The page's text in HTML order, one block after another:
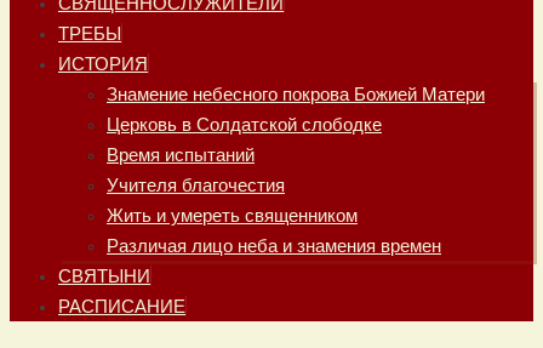
ТРЕБЫ
ИСТОРИЯ
Знамение небесного покрова Божией Матери
Церковь в Солдатской слободке
Время испытаний
Учителя благочестия
Жить и умереть священником
Различая лицо неба и знамения времен
СВЯТЫНИ
РАСПИСАНИЕ